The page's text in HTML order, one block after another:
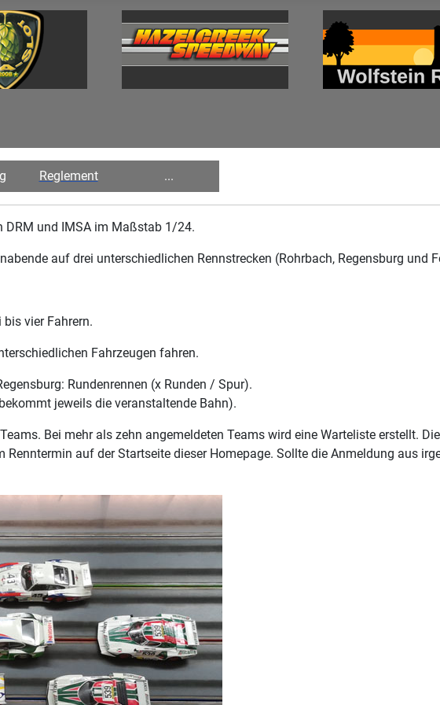
Reglement ...
DRM und IMSA im Maßstab 1/24.
auf drei unterschiedlichen Rennstrecken (Rohrbach, Regensburg und
vier Fahrern.
Fahrzeugen fahren.
Rundenrennen (x Runden / Spur).
jeweils die veranstaltende Bahn).
Bei mehr als zehn angemeldeten Teams wird eine Warteliste erstellt.
Renntermin auf der Startseite dieser Homepage. Sollte die Anmeldung aus